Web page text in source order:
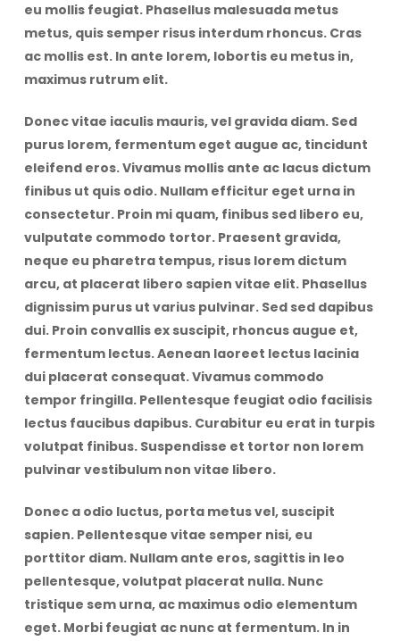
Go To Shop
eu mollis feugiat. Phasellus malesuada metus
metus, quis semper risus interdum rhoncus. Cras
ac mollis est. In ante lorem, lobortis eu metus in,
maximus rutrum elit.
Donec vitae iaculis mauris, vel gravida diam. Sed
purus lorem, fermentum eget augue ac, tincidunt
eleifend eros. Vivamus mollis ante ac lacus dictum
finibus ut quis odio. Nullam efficitur eget urna in
consectetur. Proin mi quam, finibus sed libero eu,
vulputate commodo tortor. Praesent gravida,
neque eu pharetra tempus, risus lorem dictum
arcu, at placerat libero sapien vitae elit. Phasellus
dignissim purus ut varius pulvinar. Sed sed dapibus
dui. Proin convallis ex suscipit, rhoncus augue et,
fermentum lectus. Aenean laoreet lectus lacinia
dui placerat consequat. Vivamus commodo
tempor fringilla. Pellentesque feugiat odio facilisis
lectus faucibus dapibus. Curabitur eu erat in turpis
volutpat finibus. Suspendisse et tortor non lorem
pulvinar vestibulum non vitae libero.
Donec a odio luctus, porta metus vel, suscipit
sapien. Pellentesque vitae semper nisi, eu
porttitor diam. Nullam ante eros, sagittis in leo
pellentesque, volutpat placerat nulla. Nunc
tristique sem urna, ac maximus odio elementum
eget. Morbi feugiat ac nunc at fermentum. In in